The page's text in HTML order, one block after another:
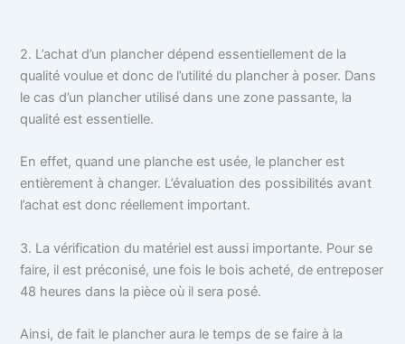
2. L’achat d’un plancher dépend essentiellement de la
qualité voulue et donc de l’utilité du plancher à poser. Dans
le cas d’un plancher utilisé dans une zone passante, la
qualité est essentielle.
En effet, quand une planche est usée, le plancher est
entièrement à changer. L’évaluation des possibilités avant
l’achat est donc réellement important.
3. La vérification du matériel est aussi importante. Pour se
faire, il est préconisé, une fois le bois acheté, de entreposer
48 heures dans la pièce où il sera posé.
Ainsi, de fait le plancher aura le temps de se faire à la